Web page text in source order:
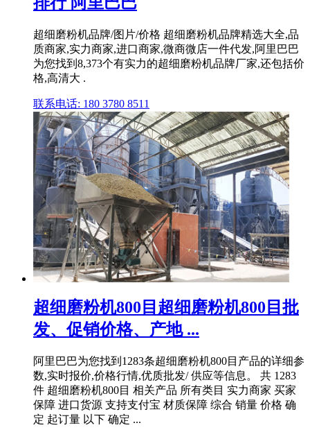
超细磨粉机品牌/图片/价格 超细磨粉机品牌精选大全,品
质商家,实力商家,进口商家,微商微店一件代发,阿里巴巴
为您找到8,373个有实力的超细磨粉机品牌厂家,还包括价
格,高清大 .
联系电话: 180 3780 8511
超细磨粉机800目超细磨粉机800目批
发、促销价格、产地 ...
阿里巴巴为您找到1283条超细磨粉机800目产品的详细参
数,实时报价,价格行情,优质批发/ 供应等信息。 共 1283
件 超细磨粉机800目 相关产品 所有类目 实力商家 买家
保障 进口货源 支持支付宝 材质保障 综合 销量 价格 确
定 起订量 以下 确定 ...